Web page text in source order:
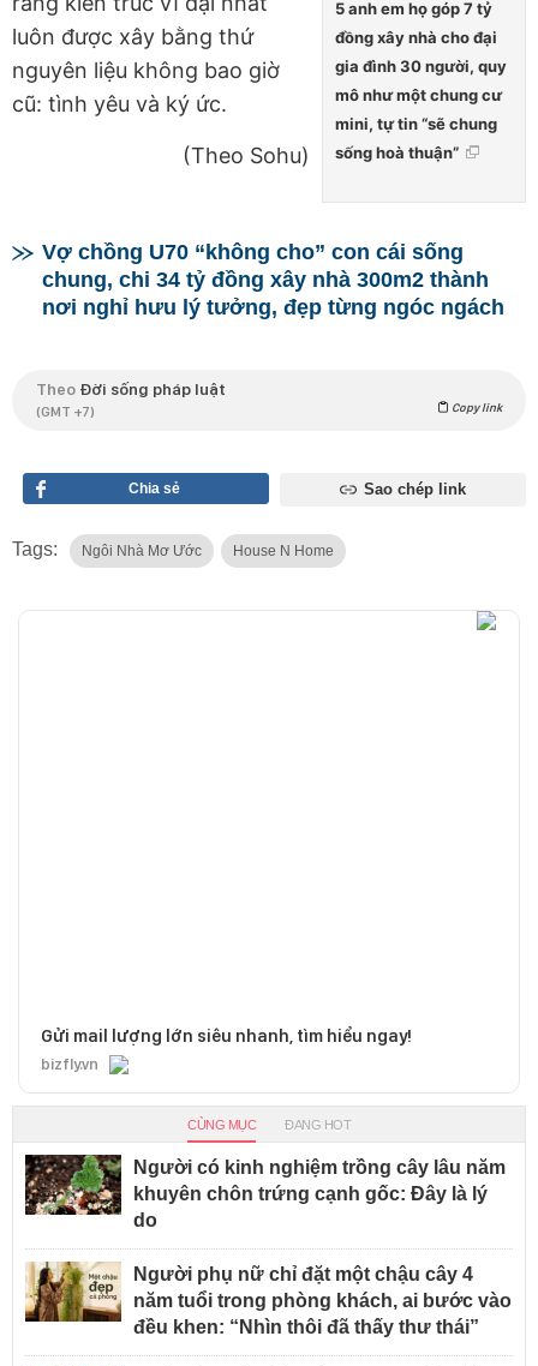
5 anh em họ góp 7 tỷ
đồng xây nhà cho đại
gia đình 30 người, quy
mô như một chung cư
mini, tự tin “sẽ chung
sống hoà thuận”
luôn được xây bằng thứ
nguyên liệu không bao giờ
cũ: tình yêu và ký ức.
(Theo Sohu)
Vợ chồng U70 “không cho” con cái sống
chung, chi 34 tỷ đồng xây nhà 300m2 thành
nơi nghỉ hưu lý tưởng, đẹp từng ngóc ngách
Theo Đời sống pháp luật
(GMT +7) Copy link
Chia sẻ Sao chép link
Tags: Ngôi Nhà Mơ Ước House N Home
Gửi mail lượng lớn siêu nhanh, tìm hiểu ngay!
bizfly.vn
CÙNG MỤC ĐANG HOT
Người có kinh nghiệm trồng cây lâu năm
khuyên chôn trứng cạnh gốc: Đây là lý
do
Người phụ nữ chỉ đặt một chậu cây 4
năm tuổi trong phòng khách, ai bước vào
đều khen: “Nhìn thôi đã thấy thư thái”